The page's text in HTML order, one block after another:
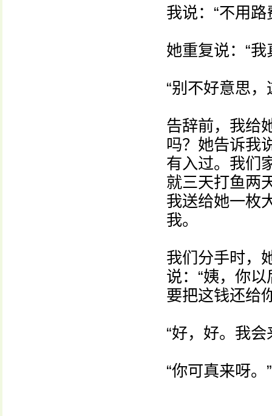
我说：“不用
她重复说：“
“别不好意思
告辞前，我给
吗？她告诉我
有入过。我们
就三天打鱼两
我送给她一枚
我。
我们分手时，
说：“姨，你
要把这钱还给
“好，好。我会
“你可真来呀。”